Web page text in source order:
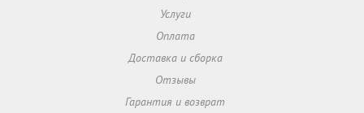
Услуги
Оплата
Доставка и сборка
Отзывы
Гарантия и возврат